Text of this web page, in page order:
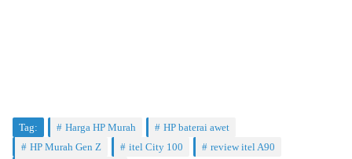
Tag: Harga HP Murah
HP baterai awet
HP Murah Gen Z
itel City 100 review itel A90